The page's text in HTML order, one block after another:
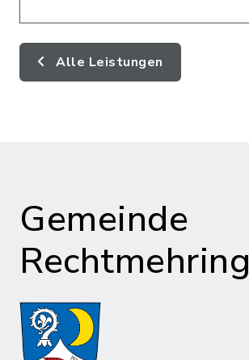
Alle Leistungen
Gemeinde
Rechtmehring